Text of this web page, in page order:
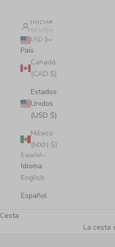
INICIAR
SESIÓN
USD $
País
Canadá
(CAD $)
Estados
Unidos
(USD $)
México
(MXN $)
Español
Idioma
English
Español
Cesta
La cesta